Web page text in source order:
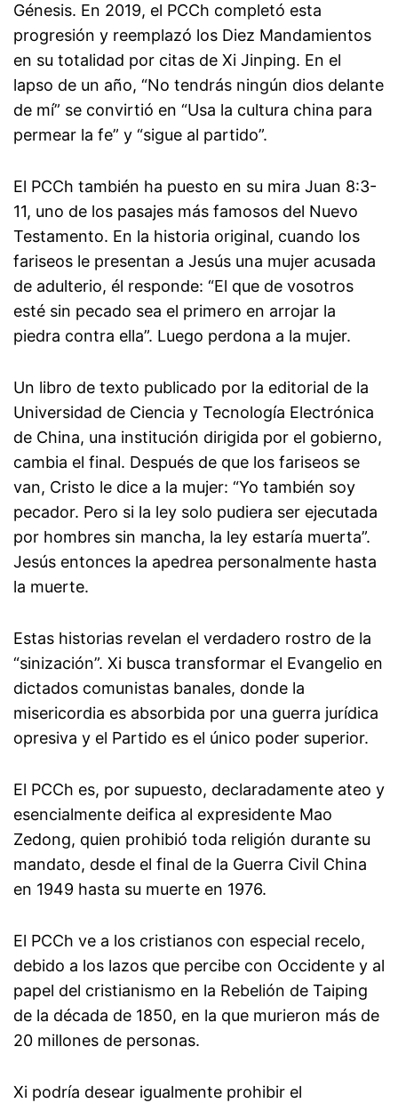
Génesis. En 2019, el PCCh completó esta
progresión y reemplazó los Diez Mandamientos
en su totalidad por citas de Xi Jinping. En el
lapso de un año, “No tendrás ningún dios delante
de mí” se convirtió en “Usa la cultura china para
permear la fe” y “sigue al partido”.
El PCCh también ha puesto en su mira Juan 8:3-
11, uno de los pasajes más famosos del Nuevo
Testamento. En la historia original, cuando los
fariseos le presentan a Jesús una mujer acusada
de adulterio, él responde: “El que de vosotros
esté sin pecado sea el primero en arrojar la
piedra contra ella”. Luego perdona a la mujer.
Un libro de texto publicado por la editorial de la
Universidad de Ciencia y Tecnología Electrónica
de China, una institución dirigida por el gobierno,
cambia el final. Después de que los fariseos se
van, Cristo le dice a la mujer: “Yo también soy
pecador. Pero si la ley solo pudiera ser ejecutada
por hombres sin mancha, la ley estaría muerta”.
Jesús entonces la apedrea personalmente hasta
la muerte.
Estas historias revelan el verdadero rostro de la
“sinización”. Xi busca transformar el Evangelio en
dictados comunistas banales, donde la
misericordia es absorbida por una guerra jurídica
opresiva y el Partido es el único poder superior.
El PCCh es, por supuesto, declaradamente ateo y
esencialmente deifica al expresidente Mao
Zedong, quien prohibió toda religión durante su
mandato, desde el final de la Guerra Civil China
en 1949 hasta su muerte en 1976.
El PCCh ve a los cristianos con especial recelo,
debido a los lazos que percibe con Occidente y al
papel del cristianismo en la Rebelión de Taiping
de la década de 1850, en la que murieron más de
20 millones de personas.
Xi podría desear igualmente prohibir el